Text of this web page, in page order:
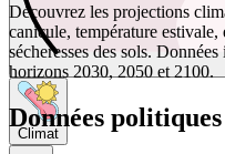
Climat
Découvrez les projections
canicule, température
sécheresses des sols.
horizons 2030, 2050 et 2100.
Données politiques